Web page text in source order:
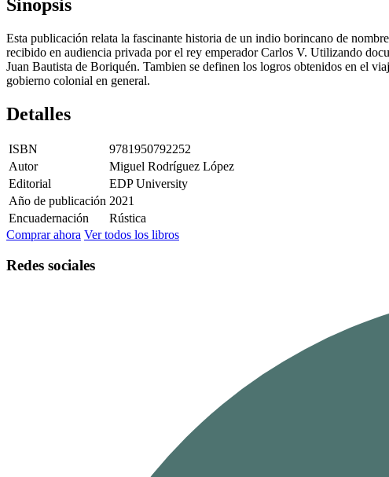
Sinopsis
Esta publicación relata la fascinante historia de un indio borincano de
recibido en audiencia privada por el rey emperador Carlos V. Utilizando
Juan Bautista de Boriquén. Tambien se definen los logros obtenidos en el
gobierno colonial en general.
Detalles
ISBN
9781950792252
Autor
Miguel Rodríguez López
Editorial
EDP University
Año de publicación 2021
Encuadernación
Rústica
Comprar ahora Ver todos los libros
Redes sociales